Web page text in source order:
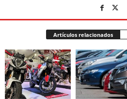
Artículos relacionados